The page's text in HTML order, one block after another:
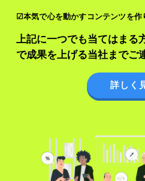
☑本気で心を動かすコンテンツを作
上記に一つでも当てはま
で成果を上げる当社までご
詳しく